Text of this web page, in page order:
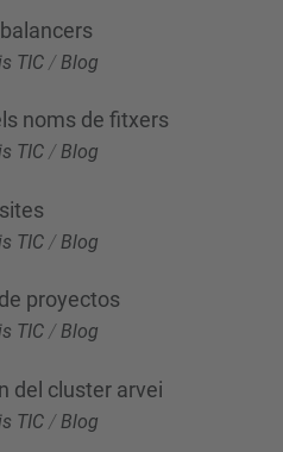
TIC / Blog
noms de fitxers
TIC /Blog
TIC / Blog
proyectos
TIC /Blog
del cluster arvei
TIC / Blog